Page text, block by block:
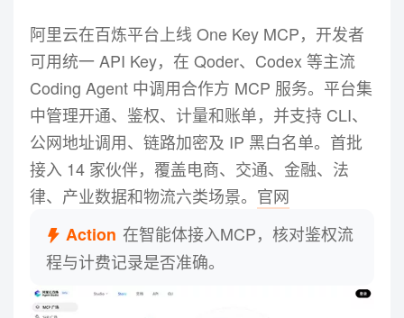
阿里云在百炼平台上线 One Key MCP，开发者
可用统一 API Key，在 Qoder、Codex 等主流
Coding Agent 中调用合作方 MCP 服务。平台集
中管理开通、鉴权、计量和账单，并支持 CLI、
公网地址调用、链路加密及 IP 黑白名单。首批
接入 14 家伙伴，覆盖电商、交通、金融、法
律、产业数据和物流六类场景。 官网
Action 在智能体接入MCP，核对鉴权流
程与计费记录是否准确。